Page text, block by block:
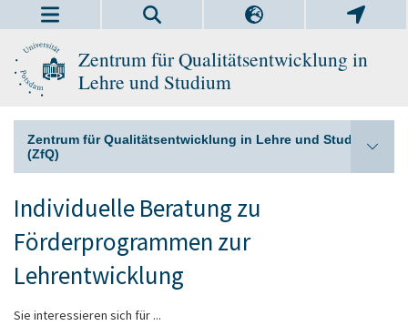
Zentrum für Qualitätsentwicklung in
Lehre und Studium
Zentrum für Qualitätsentwicklung in Lehre und Studium
(ZfQ)
Individuelle Beratung zu
Förderprogrammen zur
Lehrentwicklung
Sie interessieren sich für ...